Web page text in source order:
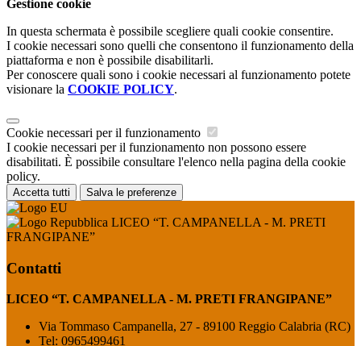
Gestione cookie
In questa schermata è possibile scegliere quali cookie consentire.
I cookie necessari sono quelli che consentono il funzionamento della
piattaforma e non è possibile disabilitarli.
Per conoscere quali sono i cookie necessari al funzionamento potete
visionare la COOKIE POLICY.
Cookie necessari per il funzionamento
I cookie necessari per il funzionamento non possono essere
disabilitati. È possibile consultare l'elenco nella pagina della cookie
policy.
Accetta tutti Salva le preferenze
LICEO “T. CAMPANELLA - M. PRETI
FRANGIPANE”
Contatti
LICEO “T. CAMPANELLA - M. PRETI FRANGIPANE”
Via Tommaso Campanella, 27 - 89100 Reggio Calabria (RC)
Tel: 0965499461